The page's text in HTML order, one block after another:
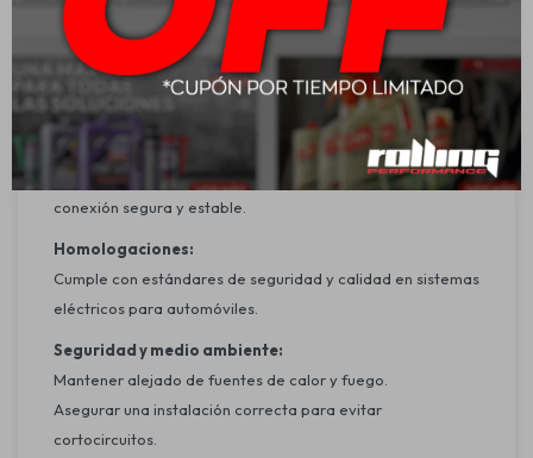
sistema.
Terminales chapados en oro para mejorar la conductividad
y evitar la corrosión.
Aplicación:
Recomendado para la instalación de sistemas de
amplificación de audio en vehículos, asegurando una
conexión segura y estable.
Homologaciones:
Cumple con estándares de seguridad y calidad en sistemas
eléctricos para automóviles.
Seguridad y medio ambiente:
Mantener alejado de fuentes de calor y fuego.
Asegurar una instalación correcta para evitar
cortocircuitos.